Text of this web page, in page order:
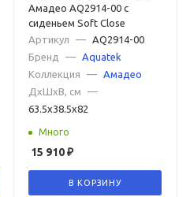
Амадео AQ2914-00 с
сиденьем Soft Close
Артикул
—
AQ2914-00
Бренд
—
Aquatek
Коллекция
—
Амадео
ДxШxВ, см
—
63.5x38.5x82
Много
15 910₽
В КОРЗИНУ